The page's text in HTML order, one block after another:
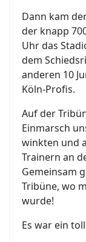
Dann kam
der knapp
Uhr das
dem
anderen 10
Köln-Profis.
Auf der
Einmarsch
winkten und
Trainern an
Gemeinsam
Tribüne, wo
wurde!
Es war ein